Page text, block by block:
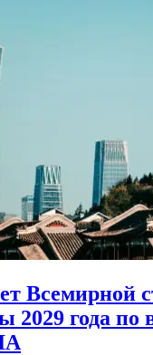
Всемирной
2029 года по